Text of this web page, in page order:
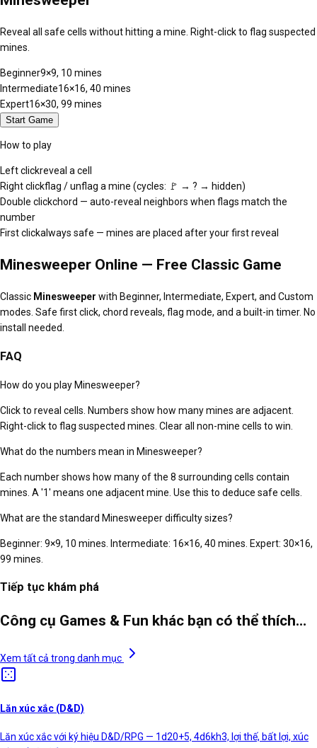
Reveal all safe cells without hitting a mine. Right-click to flag suspected
mines.
Beginner9×9, 10 mines
Intermediate16×16, 40 mines
Expert16×30, 99 mines
Start Game
How to play
Left clickreveal a cell
Right clickflag / unflag a mine (cycles: 🚩 → ? → hidden)
Double clickchord — auto-reveal neighbors when flags match the
number
First clickalways safe — mines are placed after your first reveal
Minesweeper Online — Free Classic Game
Classic Minesweeper with Beginner, Intermediate, Expert, and Custom
modes. Safe first click, chord reveals, flag mode, and a built-in timer. No
install needed.
FAQ
How do you play Minesweeper?
Click to reveal cells. Numbers show how many mines are adjacent.
Right-click to flag suspected mines. Clear all non-mine cells to win.
What do the numbers mean in Minesweeper?
Each number shows how many of the 8 surrounding cells contain
mines. A '1' means one adjacent mine. Use this to deduce safe cells.
What are the standard Minesweeper difficulty sizes?
Beginner: 9×9, 10 mines. Intermediate: 16×16, 40 mines. Expert: 30×16,
99 mines.
Tiếp tục khám phá
Công cụ Games & Fun khác bạn có thể thích…
Xem tất cả trong danh mục
Lăn xúc xắc (D&D)
Lăn xúc xắc với ký hiệu D&D/RPG — 1d20+5, 4d6kh3, lợi thế, bất lợi, xúc